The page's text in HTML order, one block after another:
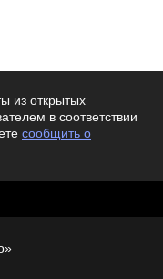
из открытых
в соответствии
сообщить о